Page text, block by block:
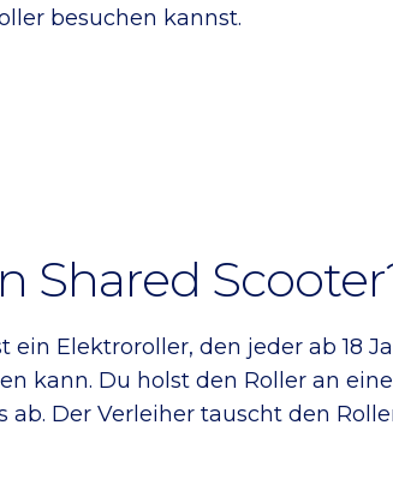
besuchen kannst.
Shared
ein Elektroroller, den jeder ab 18
kann. Du holst den Roller an
ab. Der Verleiher tauscht den